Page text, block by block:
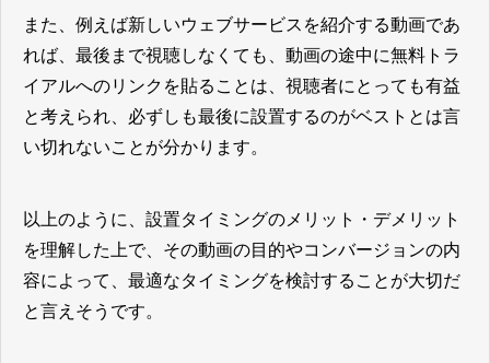
また、例えば新しいウェブサービスを紹介する動画であ
れば、最後まで視聴しなくても、動画の途中に無料トラ
イアルへのリンクを貼ることは、視聴者にとっても有益
と考えられ、必ずしも最後に設置するのがベストとは言
い切れないことが分かります。
以上のように、設置タイミングのメリット・デメリット
を理解した上で、その動画の目的やコンバージョンの内
容によって、最適なタイミングを検討することが大切だ
と言えそうです。